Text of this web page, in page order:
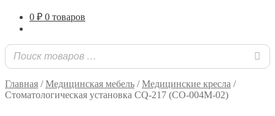
0 ₽ 0 товаров
Главная /Медицинская мебель /Медицинские кресла /
Стоматологическая установка CQ-217 (СО-004М-02)